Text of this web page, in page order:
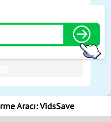
Aracı: VidsSave